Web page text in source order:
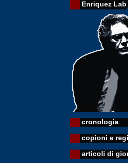
Enriquez Lab
cronologia
copioni e
articoli di